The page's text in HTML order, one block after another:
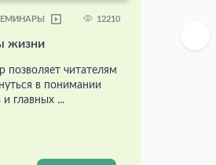
12210
жизни
позволяет читателям
в понимании
и главных ...